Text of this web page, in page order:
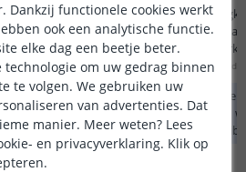
lightstrip solo
2025
dat
zijn
assortiment.
Werkt deze
hue strip? Dat nog
mogelijkheden
Door Maurits op
Onze
Hierdoor kunnen
dat deze
producten die niet
Dankzij functionele cookies werkt
ook een analytische functie.
elke dag een beetje beter.
technologie om uw gedrag binnen
te volgen. We gebruiken uw
van advertenties. Dat
manier. Meer weten? Lees
en privacyverklaring. Klik op